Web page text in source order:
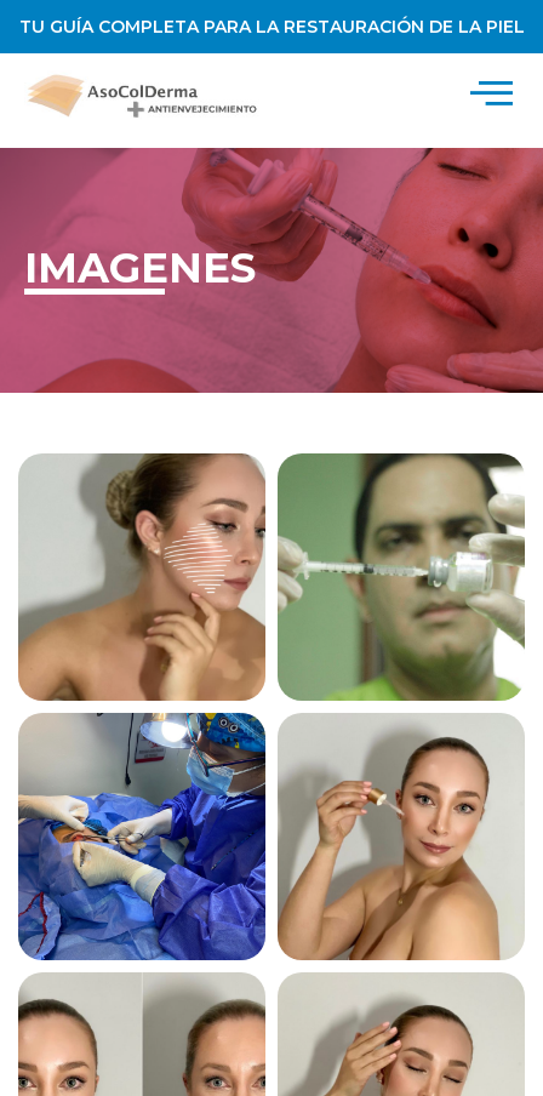
TU GUÍA COMPLETA PARA LA RESTAURACIÓN DE LA PIEL
IMAGENES